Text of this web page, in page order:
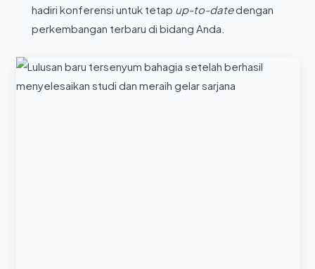
hadiri konferensi untuk tetap up-to-datedengan
perkembangan terbaru di bidang Anda.